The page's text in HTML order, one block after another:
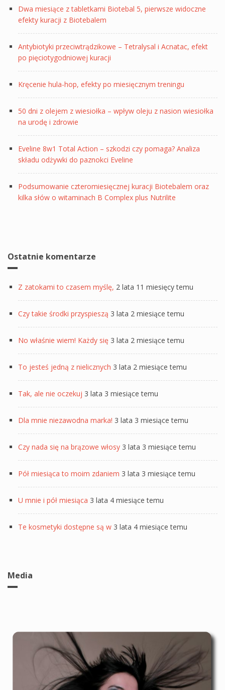
Dwa miesiące z tabletkami Biotebal 5, pierwsze widoczne
efekty kuracji z Biotebalem
Antybiotyki przeciwtrądzikowe – Tetralysal i Acnatac, efekt
po pięciotygodniowej kuracji
Kręcenie hula-hop, efekty po miesięcznym treningu
50 dni z olejem z wiesiołka – wpływ oleju z nasion wiesiołka
na urodę i zdrowie
Eveline 8w1 Total Action – szkodzi czy pomaga? Analiza
składu odżywki do paznokci Eveline
Podsumowanie czteromiesięcznej kuracji Biotebalem oraz
kilka słów o witaminach B Complex plus Nutrilite
Ostatnie komentarze
Z zatokami to czasem myślę, 2 lata 11 miesięcy temu
Czy takie środki przyspieszą 3 lata 2 miesiące temu
No właśnie wiem! Każdy się 3 lata 2 miesiące temu
To jesteś jedną z nielicznych 3 lata 2 miesiące temu
Tak, ale nie oczekuj 3 lata 3 miesiące temu
Dla mnie niezawodna marka! 3 lata 3 miesiące temu
Czy nada się na brązowe włosy 3 lata 3 miesiące temu
Pół miesiąca to moim zdaniem 3 lata 3 miesiące temu
U mnie i pół miesiąca 3 lata 4 miesiące temu
Te kosmetyki dostępne są w 3 lata 4 miesiące temu
Media